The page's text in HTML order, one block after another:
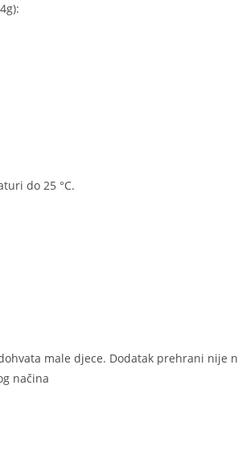
do 25 °C.
male djece. Dodatak prehrani
načina